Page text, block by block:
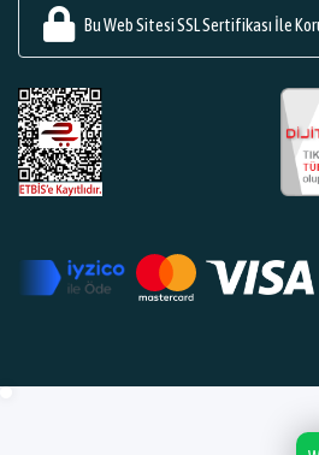
Bu Web Sitesi SSL Sertifikası İle